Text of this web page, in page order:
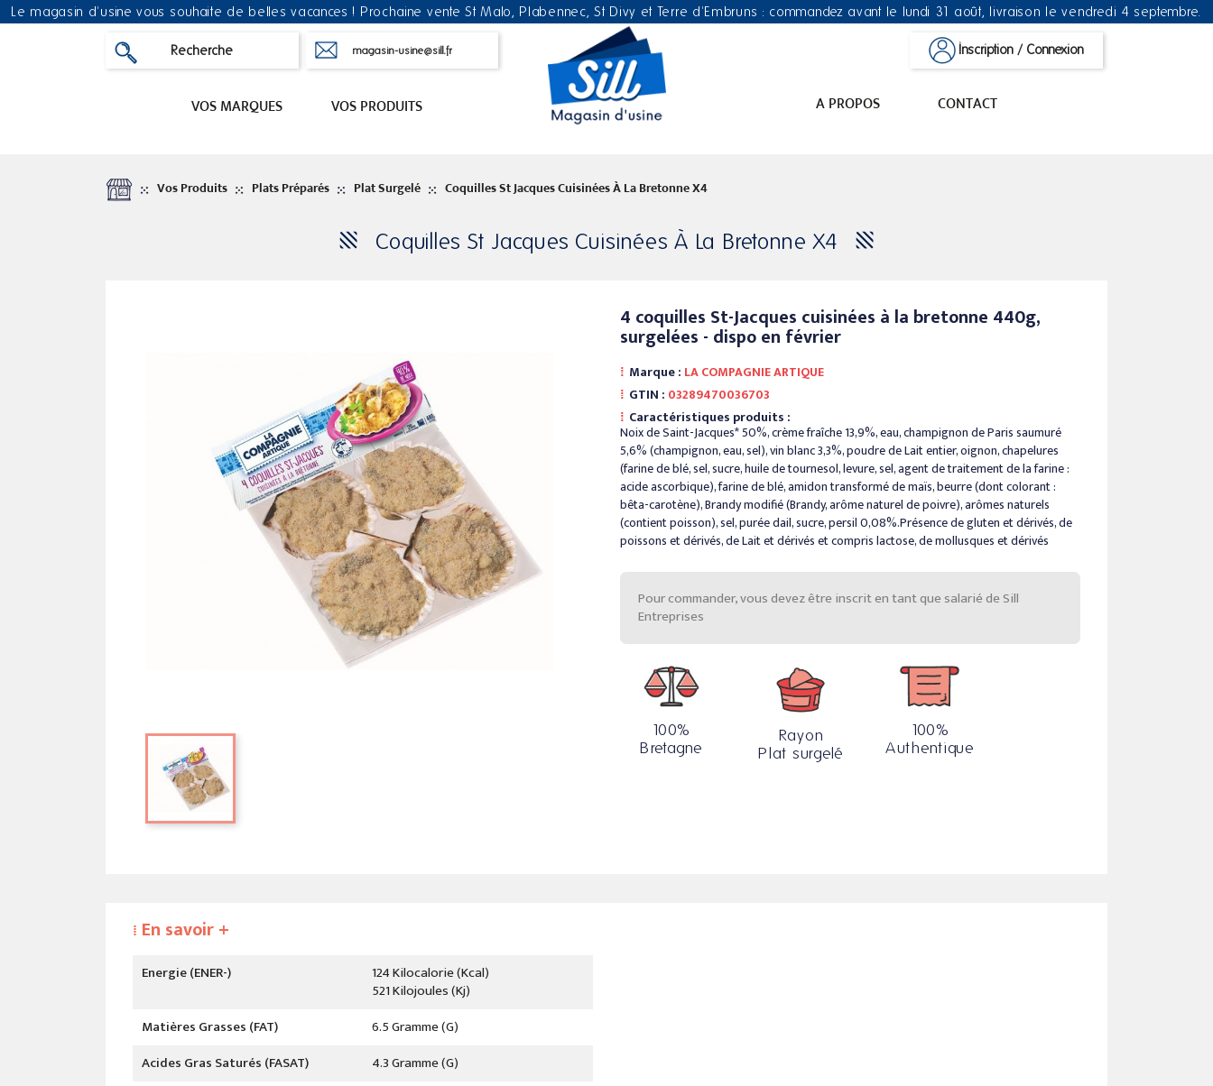
Le magasin d'usine vous souhaite de belles vacances ! Prochaine vente St Malo, Plabennec, St Divy et Terre d'Embruns : commandez avant le lundi 31 août, livraison le vendredi 4 septembre.
Recherche magasin-usine@sill.fr Inscription / Connexion
VOS MARQUES VOS PRODUITS A PROPOS CONTACT
Vos Produits Plats Préparés Plat Surgelé Coquilles St Jacques Cuisinées À La Bretonne X4
Coquilles St Jacques Cuisinées À La Bretonne X4
4 coquilles St-Jacques cuisinées à la bretonne 440g,
surgelées - dispo en février
Marque : LA COMPAGNIE ARTIQUE
GTIN : 03289470036703
Caractéristiques produits :
Noix de Saint-Jacques* 50%, crème fraîche 13,9%, eau, champignon de Paris saumuré
5,6% (champignon, eau, sel), vin blanc 3,3%, poudre de Lait entier, oignon, chapelures
(farine de blé, sel, sucre, huile de tournesol, levure, sel, agent de traitement de la farine :
acide ascorbique), farine de blé, amidon transformé de maïs, beurre (dont colorant :
bêta-carotène), Brandy modifié (Brandy, arôme naturel de poivre), arômes naturels
(contient poisson), sel, purée dail, sucre, persil 0,08%.Présence de gluten et dérivés, de
poissons et dérivés, de Lait et dérivés et compris lactose, de mollusques et dérivés
Pour commander, vous devez être inscrit en tant que salarié de Sill
Entreprises
100%
Bretagne
Rayon
Plat surgelé
100%
Authentique
⁞ En savoir +
Energie (ENER-)
124 Kilocalorie (kcal)
521 Kilojoules (kj)
Matières Grasses (FAT)
6.5 Gramme (g)
Acides Gras Saturés (FASAT)
4.3 Gramme (g)